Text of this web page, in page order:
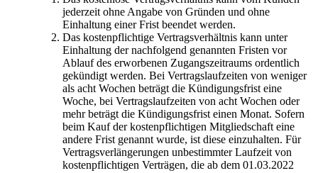
jederzeit ohne Angabe von Gründen und ohne
Einhaltung einer Frist beendet werden.
Das kostenpflichtige Vertragsverhältnis kann unter
Einhaltung der nachfolgend genannten Fristen vor
Ablauf des erworbenen Zugangszeitraums ordentlich
gekündigt werden. Bei Vertragslaufzeiten von weniger
als acht Wochen beträgt die Kündigungsfrist eine
Woche, bei Vertragslaufzeiten von acht Wochen oder
mehr beträgt die Kündigungsfrist einen Monat. Sofern
beim Kauf der kostenpflichtigen Mitgliedschaft eine
andere Frist genannt wurde, ist diese einzuhalten. Für
Vertragsverlängerungen unbestimmter Laufzeit von
kostenpflichtigen Verträgen, die ab dem 01.03.2022